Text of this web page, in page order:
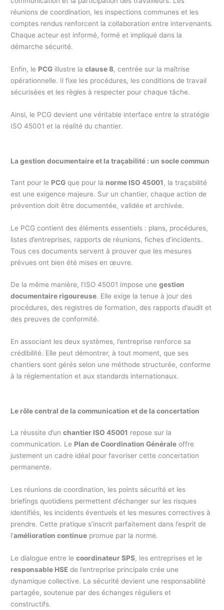
réunions de coordination, les inspections communes et les
comptes rendus renforcent la collaboration entre intervenants.
Chaque acteur est informé, formé et impliqué dans la
démarche sécurité.
Enfin, le PCG illustre laclause 8, centrée sur la maîtrise
opérationnelle. Il fixe les procédures, les conditions de travail
sécurisées et les règles à respecter pour chaque tâche.
Ainsi, le PCG devient une véritable interface entre la stratégie
ISO 45001 et la réalité du chantier.
La gestion documentaire et la traçabilité : un socle commun
Tant pour le PCG que pour la norme ISO 45001 , la traçabilité
est une exigence majeure. Sur un chantier, chaque action de
prévention doit être documentée, validée et archivée.
Le PCG contient des éléments essentiels : plans, procédures,
listes d’entreprises, rapports de réunions, fiches d’incidents.
Tous ces documents servent à prouver que les mesures
prévues ont bien été mises en œuvre.
De la même manière, l’ISO 45001 impose unegestion
documentaire rigoureuse. Elle exige la tenue à jour des
procédures, des registres de formation, des rapports d’audit et
des preuves de conformité.
En associant les deux systèmes, l’entreprise renforce sa
crédibilité. Elle peut démontrer, à tout moment, que ses
chantiers sont gérés selon une méthode structurée, conforme
à la réglementation et aux standards internationaux.
Le rôle central de la communication et de la concertation
La réussite d’unchantier ISO 45001 repose sur la
communication. Le Plan de Coordination Générale offre
justement un cadre idéal pour favoriser cette concertation
permanente.
Les réunions de coordination, les points sécurité et les
briefings quotidiens permettent d’échanger sur les risques
identifiés, les incidents éventuels et les mesures correctives à
prendre. Cette pratique s’inscrit parfaitement dans l’esprit de
l’amélioration continue promue par la norme.
Le dialogue entre lecoordinateur SPS, les entreprises et le
responsable HSE de l’entreprise principale crée une
dynamique collective. La sécurité devient une responsabilité
partagée, soutenue par des échanges réguliers et
constructifs.